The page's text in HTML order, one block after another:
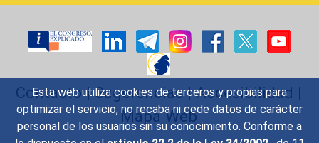
Esta web utiliza cookies de terceros y propias para
optimizar el servicio, no recaba ni cede datos de carácter
personal de los usuarios sin su conocimiento. Conforme a
Contacto|Sugerencias|Accesibilidad |
Mapa Web